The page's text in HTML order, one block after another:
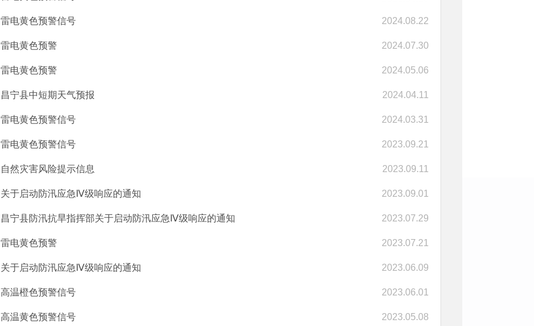
雷电黄色预警信号 2024.08.22
雷电黄色预警 2024.07.30
雷电黄色预警 2024.05.06
昌宁县中短期天气预报 2024.04.11
雷电黄色预警信号 2024.03.31
雷电黄色预警信号 2023.09.21
自然灾害风险提示信息 2023.09.11
关于启动防汛应急Ⅳ级响应的通知 2023.09.01
昌宁县防汛抗旱指挥部关于启动防汛应急Ⅳ级响应的通知 2023.07.29
雷电黄色预警 2023.07.21
关于启动防汛应急Ⅳ级响应的通知 2023.06.09
高温橙色预警信号 2023.06.01
高温黄色预警信号 2023.05.08